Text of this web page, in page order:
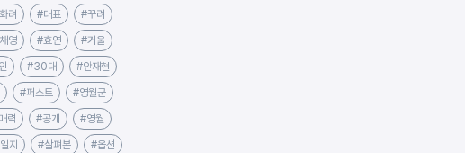
려 #대표 #꾸려
영 #효연 #거울
#30대 #안재현
#퍼스트 #영월군
력 #공개 #영월
지 #살펴본 #옵션